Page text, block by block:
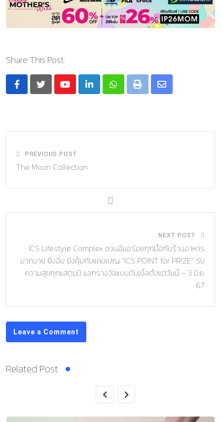
Share This Post:
YoutubeLinkedInWhatsapp
Print
Share
PREVIOUS POST
The Moon Collection
NEXT POST
ICS Lifestyle Complex ชวนอิ่มอร่อยทุกมื้อกับร้านอาหาร
มากมาย ยิ่งอิ่ม ยิ่งคุ้มกับแคมเปญ “ICS POINT for PRIZE” รับ
ความสุขทุกแสตมป์ แลกรางวัลแบบดับเบิ้ลตั้งแต่วันนี้ – 3 มิ.ย.
67
Leave a Comment
Related Post